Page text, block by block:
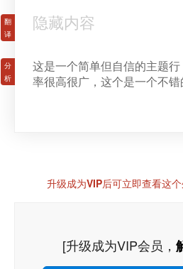
隐藏内容
这是一个简单但自信的主题
率很高很广，这个是一个不错
升级成为VIP后可立即查看这
[升级成为VIP会员，